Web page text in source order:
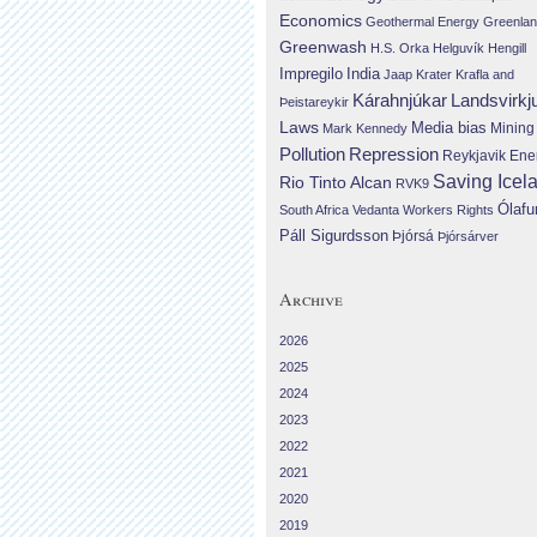
Economics Geothermal Energy
Greenwash H.S. Orka Helguvík Hengill
Impregilo India Jaap Krater Krafla and
Þeistareykir Kárahnjúkar
Laws Mark Kennedy Media bias Mining
Pollution Repression Reykjavik
Rio Tinto Alcan RVK9 Saving
South Africa Vedanta Workers Rights
Páll Sigurdsson Þjórsá Þjórsárver
Archive
2026
2025
2024
2023
2022
2021
2020
2019